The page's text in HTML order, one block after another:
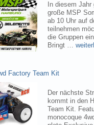
In diesem
große MSP
ab 10 Uhr auf
teilnehmen
die Gruppen
Bringt …
Factory Team Kit
Der nächste
kommt in den
Team Kit.
monocoque